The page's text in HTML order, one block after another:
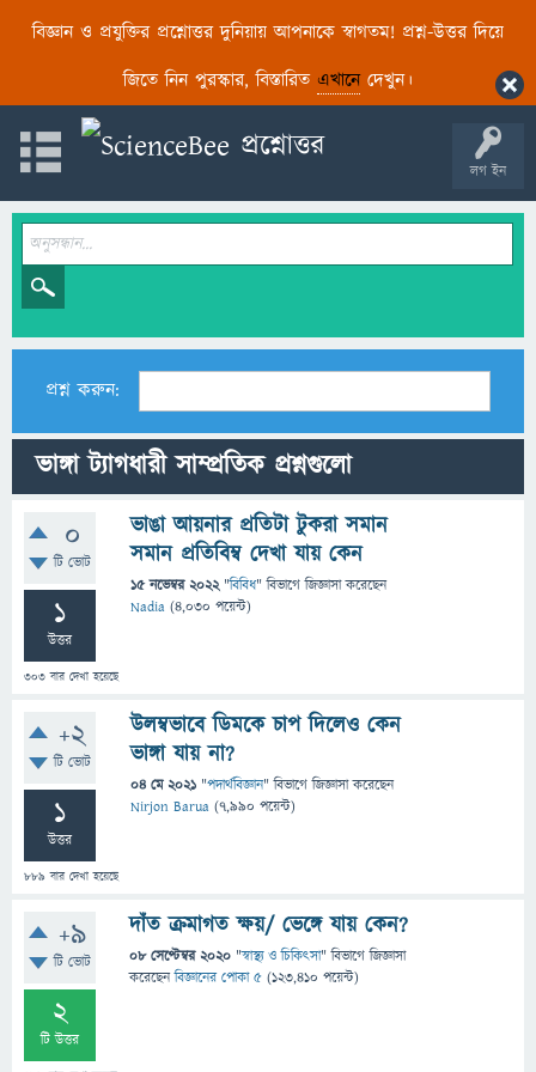
বিজ্ঞান ও প্রযুক্তির প্রশ্নোত্তর দুনিয়ায় আপনাকে স্বাগতম! প্রশ্ন-উত্তর দিয়ে
জিতে নিন পুরস্কার, বিস্তারিত এখানেদেখুন।
লগ ইন
প্রশ্ন করুন:
ভাঙ্গা ট্যাগধারী সাম্প্রতিক প্রশ্নগুলো
0
টি ভোট
1
উত্তর
303 বার দেখা হয়েছে
ভাঙা আয়নার প্রতিটা টুকরা সমান
সমান প্রতিবিম্ব দেখা যায় কেন
15 নভেম্বর 2022 "বিবিধ" বিভাগে জিজ্ঞাসাকরেছেন
Nadia (4,030 পয়েন্ট)
+2
টি ভোট
1
উত্তর
889 বার দেখা হয়েছে
উলম্বভাবে ডিমকে চাপ দিলেও কেন
ভাঙ্গা যায় না?
04 মে 2021 "পদার্থবিজ্ঞান" বিভাগে জিজ্ঞাসাকরেছেন
Nirjon Barua (7,990 পয়েন্ট)
+9
টি ভোট
2
টি উত্তর
দাঁত ক্রমাগত ক্ষয়/ ভেঙ্গে যায় কেন?
08 সেপ্টেম্বর 2020 "স্বাস্থ্য ও চিকিৎসা" বিভাগে জিজ্ঞাসা
করেছেনবিজ্ঞানের পোকা ৫ (123,410 পয়েন্ট)